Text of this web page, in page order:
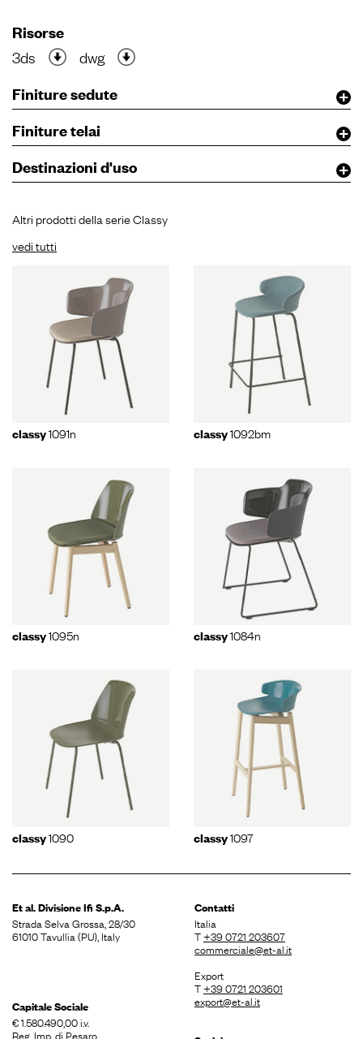
Risorse
3ds dwg
Finiture sedute
Finiture telai
Destinazioni d'uso
Altri prodotti della serie Classy
vedi tutti
classy1091n classy1092bm
classy1095n classy1084n
classy1090 classy1097
Et al. DivisioneIfi S.p.A.
Strada Selva Grossa, 28/30
61010 Tavullia (PU), Italy
Capitale Sociale
€ 1.580.490,00 i.v.
Reg. Imp. di Pesaro
Contatti
Italia
T+39 0721 203607
commerciale@et-al.it
Export
T+39 0721 203601
export@et-al.it